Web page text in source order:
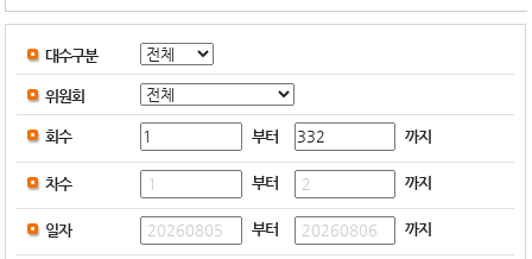
대수구분
위원회
회수 부터 까지
차수 부터 까지
일자 부터 까지